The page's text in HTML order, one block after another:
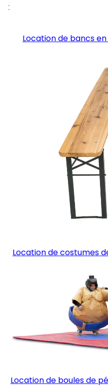
:
Location de bancs
Location de costumes
Location de boules de